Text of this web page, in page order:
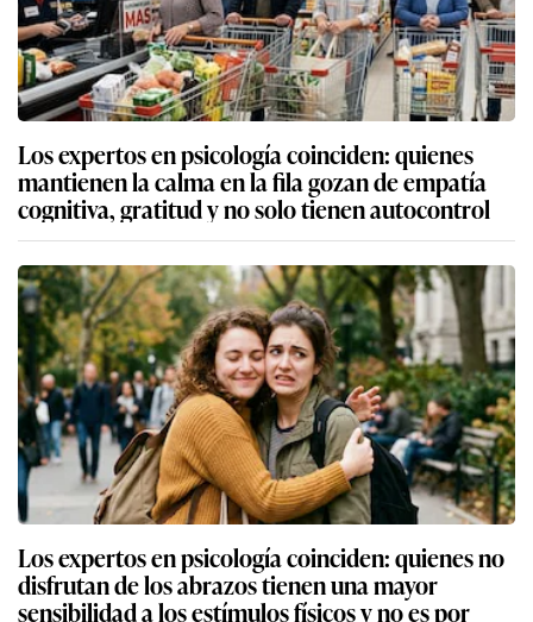
Los expertos en psicología coinciden: quienes
mantienen la calma en la fila gozan de empatía
cognitiva, gratitud y no solo tienen autocontrol
Los expertos en psicología coinciden: quienes no
disfrutan de los abrazos tienen una mayor
sensibilidad a los estímulos físicos y no es por